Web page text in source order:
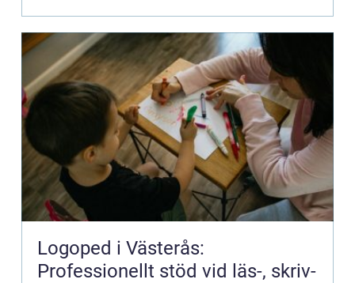
Logoped i Västerås:
Professionellt stöd vid läs-, skriv-